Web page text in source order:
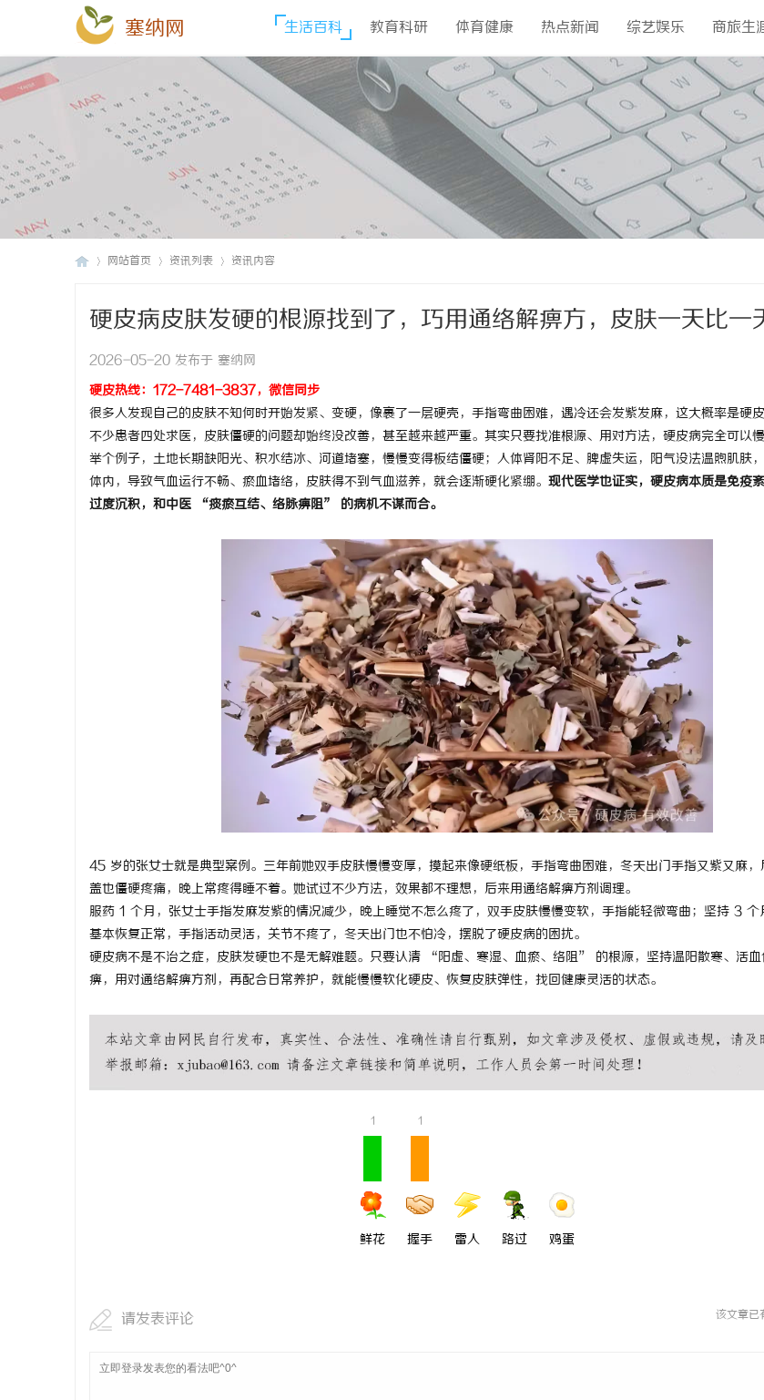
塞纳网 生活百科 教育科研 体育健康 热点新闻 综艺娱乐 商旅生
网站首页 资讯列表 资讯内容
硬皮病皮肤发硬的根源找到了，巧用通络解痹方，皮肤一天比一
2026-05-20 发布于 塞纳网
硬皮热线：172-7481-3837，微信同步
很多人发现自己的皮肤不知何时开始发紧、变硬，像裹了一层硬壳，手指弯曲困难，遇冷还会发紫发麻，这大概率是硬皮
不少患者四处求医，皮肤僵硬的问题却始终没改善，甚至越来越严重。其实只要找准根源、用对方法，硬皮病完全可以慢
举个例子，土地长期缺阳光、积水结冰、河道堵塞，慢慢变得板结僵硬；人体肾阳不足、脾虚失运，阳气没法温煦肌肤
体内，导致气血运行不畅、瘀血堵络，皮肤得不到气血滋养，就会逐渐硬化紧绷。 现代医学也证实，硬皮病本质是免疫
过度沉积，和中医 “痰瘀互结、络脉痹阻” 的病机不谋而合。
45 岁的张女士就是典型案例。三年前她双手皮肤慢慢变厚，摸起来像硬纸板，手指弯曲困难，冬天出门手指又紫又麻
盖也僵硬疼痛，晚上常疼得睡不着。她试过不少方法，效果都不理想，后来用通络解痹方剂调理。
服药 1 个月，张女士手指发麻发紫的情况减少，晚上睡觉不怎么疼了，双手皮肤慢慢变软，手指能轻微弯曲；坚持 3 个
基本恢复正常，手指活动灵活，关节不疼了，冬天出门也不怕冷，摆脱了硬皮病的困扰。
硬皮病不是不治之症，皮肤发硬也不是无解难题。只要认清 “阳虚、寒湿、血瘀、络阻” 的根源，坚持温阳散寒、活
痹，用对通络解痹方剂，再配合日常养护，就能慢慢软化硬皮、恢复皮肤弹性，找回健康灵活的状态。
1
鲜花
1
握手 雷人 路过 鸡蛋
该文章已
请发表评论